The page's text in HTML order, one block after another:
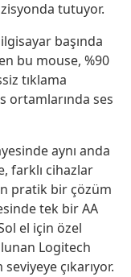
tutuyor.
başında
bu mouse, %90
tıklama
ortamlarında ses
aynı anda
farklı cihazlar
pratik bir çözüm
tek bir AA
el için özel
Logitech
çıkarıyor.